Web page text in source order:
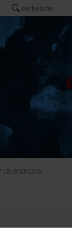
recherche
CB18CLN12PA